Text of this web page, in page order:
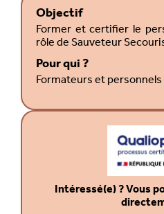
Objectif
Former et certifier le
rôle de Sauveteur
Pour qui ?
Formateurs et
Intéressé(e) ? Vous